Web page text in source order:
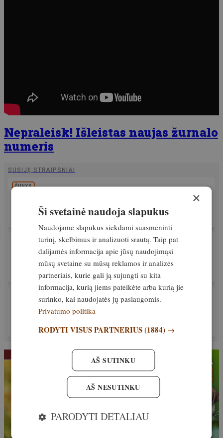
Nepraleisk! Išleistas naujas žurnalo
numeris
SUSIJĘ STRAIPSNIAI
ŠUNYS
Medžiokliniai šunys – nuo sovietinių mitų iki
šiuolaikinės tiesos
Neįtikėtinas nuotykis. Kalakutų medžiotoją
užpuolė lūšis ir viskas buvo nufilmuota
9. gegužė, 2026
VIDEO! Stirninų medžiojant. Ką būtina žinoti
kiekvienam medžiotojui?
7. gegužė, 2026
×
Ši svetainė naudoja slapukus
Naudojame slapukus siekdami suasmeninti
turinį, skelbimus ir analizuoti srautą. Taip pat
dalijamės informacija apie jūsų naudojimąsi
mūsų svetaine su mūsų reklamos ir analizės
partneriais, kurie gali ją sujungti su kita
informacija, kurią jiems pateikėte arba kurią jie
surinko, kai naudojatės jų paslaugomis.
Privatumo politika
RODYTI VISUS PARTNERIUS(1884) →
AŠ SUTINKU
AŠ NESUTINKU
PARODYTI DETALIAU